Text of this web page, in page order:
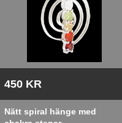
450 KR
Nätt spiral hänge med